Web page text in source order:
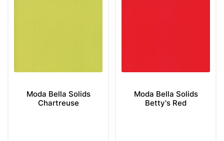
Moda Bella Solids
Chartreuse
Moda Bella Solids
Betty's Red